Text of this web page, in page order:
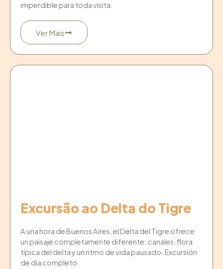
imperdible para toda visita.
Ver Mais
Excursão ao Delta do Tigre
A una hora de Buenos Aires, el Delta del Tigre ofrece
un paisaje completamente diferente: canales, flora
típica del delta y un ritmo de vida pausado. Excursión
de día completo.